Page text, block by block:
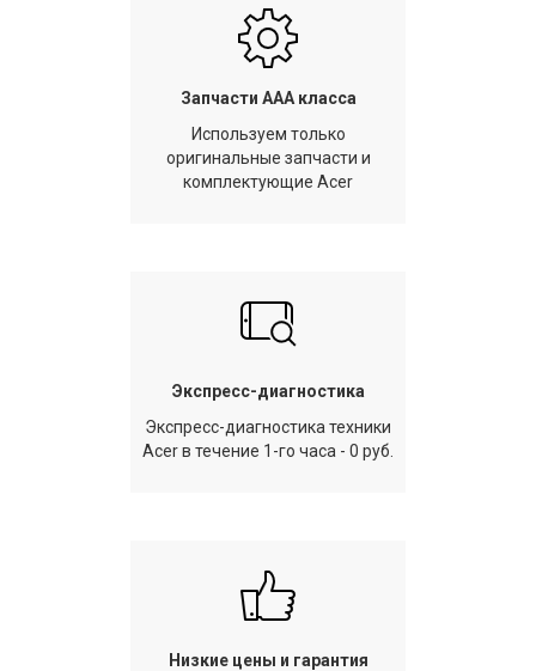
Запчасти AAA класса
Используем только
оригинальные запчасти и
комплектующие Acer
Экспресс-диагностика
Экспресс-диагностика техники
Acer в течение 1-го часа - 0 руб.
Низкие цены и гарантия